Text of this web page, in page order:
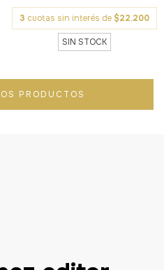
3 cuotas sin interés de $22.200
SIN STOCK
PRODUCTOS